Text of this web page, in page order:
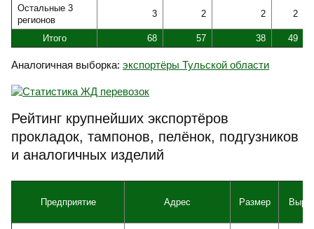
Остальные 3
регионов
3 2 2 2
Итого 68 57 38 49
Аналогичная выборка: экспортёры Тульской области
Рейтинг крупнейших экспортёров
прокладок, тампонов, пелёнок, подгузников
и аналогичных изделий
Предприятие Адрес Размер